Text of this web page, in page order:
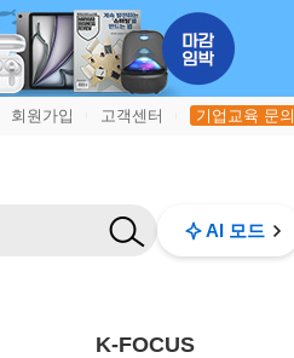
회원가입 고객센터 기업교육 문의
AI 모드
K-FOCUS